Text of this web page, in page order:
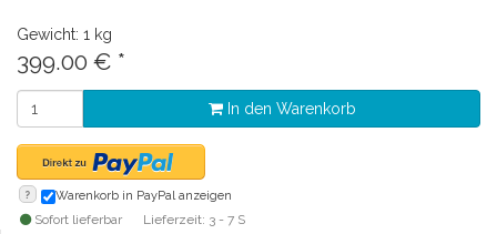
Gewicht: 1 kg
399.00 € *
In den Warenkorb
? Warenkorb in PayPal anzeigen
Sofort lieferbar Lieferzeit: 3 - 7 S